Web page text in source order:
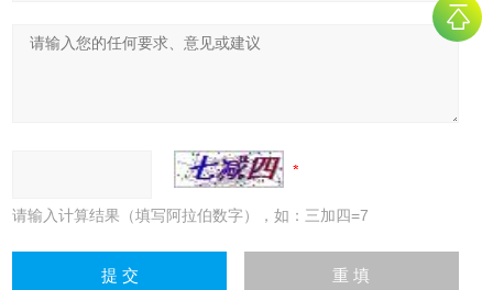
请输入计算结果（填写阿拉伯数字），如：三加四=7